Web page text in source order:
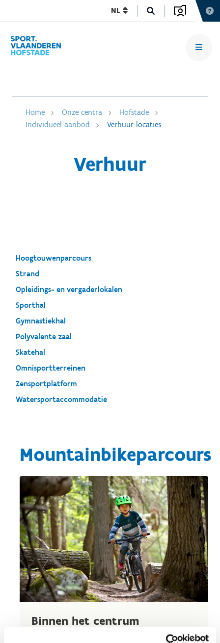
NL
Home Onze centra
Hofstade
Individueel aanbod
Verhuur locaties
Verhuur
Hoogtouwenparcours
Strand
Opleidings- en vergaderlokalen
Sporthal
Gymnastiekhal
Polyvalente zaal
Skatehal
Omnisportterreinen
Zensportplatform
Watersportaccommodatie
Mountainbikeparcours
Binnen het centrum